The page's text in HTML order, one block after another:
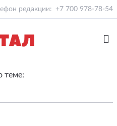
редакции: +7 700 978-78-54
теме: